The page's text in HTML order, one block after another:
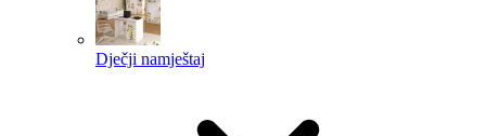
Dječji namještaj